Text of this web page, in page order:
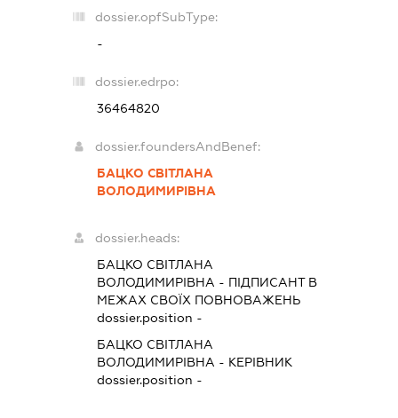
dossier.opfSubType:
-
dossier.edrpo:
36464820
dossier.foundersAndBenef:
БАЦКО СВІТЛАНА
ВОЛОДИМИРІВНА
dossier.heads:
БАЦКО СВІТЛАНА
ВОЛОДИМИРІВНА - ПІДПИСАНТВ
МЕЖАХ СВОЇХ ПОВНОВАЖЕНЬ
dossier.position -
БАЦКО СВІТЛАНА
ВОЛОДИМИРІВНА - КЕРІВНИК
dossier.position -